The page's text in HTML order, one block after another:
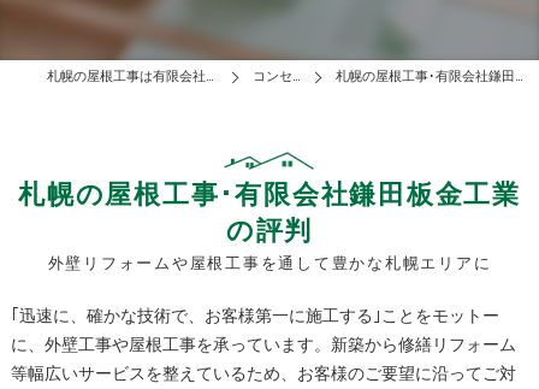
札幌の屋根工事は有限会社鎌田板金工業 コンセプト 札幌の屋根工事･有限会社鎌田板金工業の評判
外壁リフォームや屋根工事を通して豊かな札幌エリアに
札幌の屋根工事･有限会社鎌田板金工業
の評判
｢迅速に、確かな技術で、お客様第一に施工する｣ことをモットー
に、外壁工事や屋根工事を承っています。新築から修繕リフォーム
等幅広いサービスを整えているため、お客様のご要望に沿ってご対